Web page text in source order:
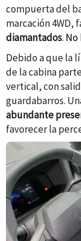
compuerta del
marcación 4WD, f
diamantados. No
Debido a que la
de la cabina
vertical, con
guardabarros.
abundante
favorecer la